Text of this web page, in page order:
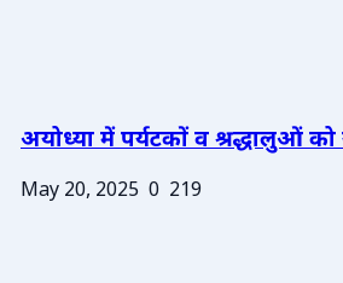
अयोध्या में पर्यटकों व श्रद्धालुओं को
May 20, 2025 0 219